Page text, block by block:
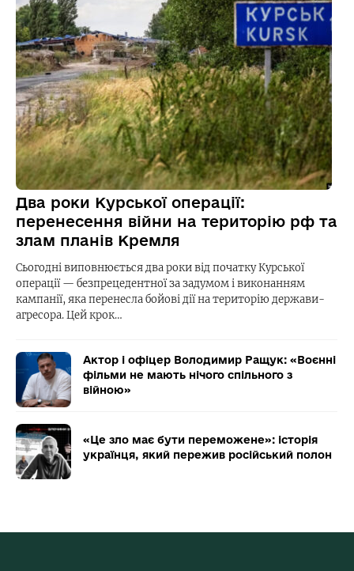
Два роки Курської операції:
перенесення війни на територію рф та
злам планів Кремля
Сьогодні виповнюється два роки від початку Курської
операції — безпрецедентної за задумом і виконанням
кампанії, яка перенесла бойові дії на територію держави-
агресора. Цей крок…
Актор і офіцер Володимир Ращук: «Воєнні
фільми не мають нічого спільного з
війною»
«Це зло має бути переможене»: історія
українця, який пережив російський полон